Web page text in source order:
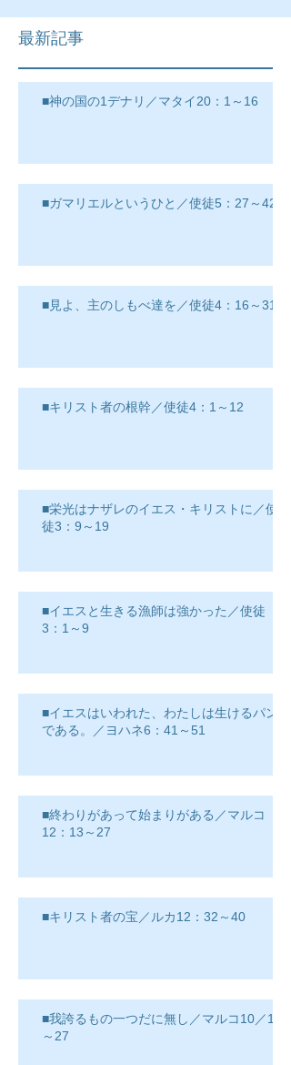
最新記事
■神の国の1デナリ／マタイ20：1～16
■ガマリエルというひと／使徒5：27～42
■見よ、主のしもべ達を／使徒4：16～31
■キリスト者の根幹／使徒4：1～12
■栄光はナザレのイエス・キリストに／使
徒3：9～19
■イエスと生きる漁師は強かった／使徒
3：1～9
■イエスはいわれた、わたしは生けるパン
である。／ヨハネ6：41～51
■終わりがあって始まりがある／マルコ
12：13～27
■キリスト者の宝／ルカ12：32～40
■我誇るもの一つだに無し／マルコ10／17
～27